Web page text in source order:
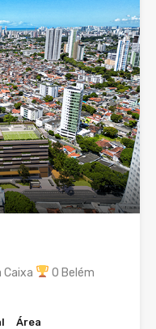
O Belém
Área